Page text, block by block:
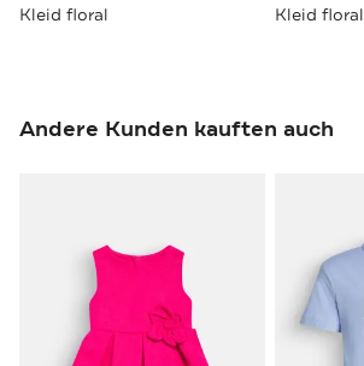
Kleid floral Kleid floral
Andere Kunden kauften auch